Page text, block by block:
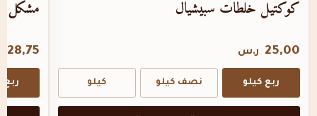
كوكتيل خلطات سبيشيال
25,00 ر.س
ربع كيلو نصف كيلو كيلو
مشكل
28,75
ربع